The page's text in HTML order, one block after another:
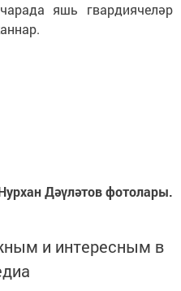
яшь гвардиячеләр
Дәүләтов фотолары.
и интересным в